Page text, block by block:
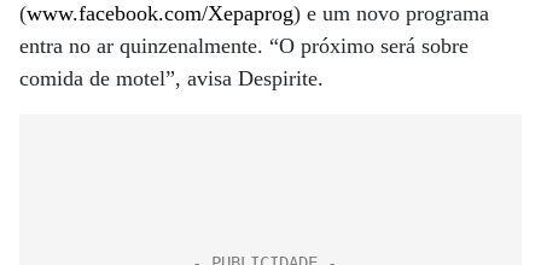
(www.facebook.com/Xepaprog) e um novo programa
entra no ar quinzenalmente. “O próximo será sobre
comida de motel”, avisa Despirite.